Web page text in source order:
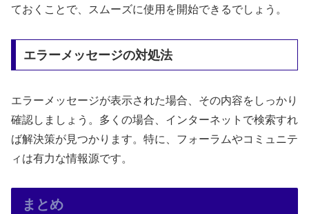
ておくことで、スムーズに使用を開始できるでしょう。
エラーメッセージの対処法
エラーメッセージが表示された場合、その内容をしっかり
確認しましょう。多くの場合、インターネットで検索すれ
ば解決策が見つかります。特に、フォーラムやコミュニテ
ィは有力な情報源です。
まとめ